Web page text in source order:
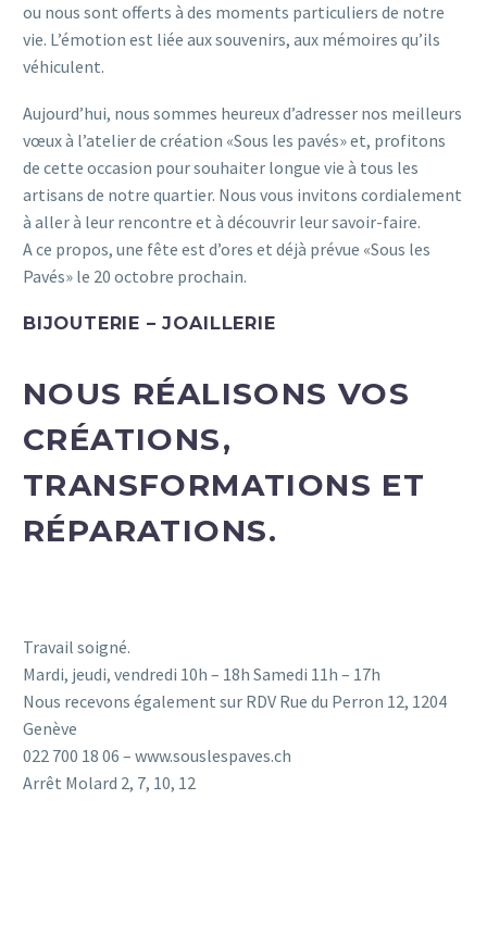
ou nous sont offerts à des moments particuliers de notre
vie. L’émotion est liée aux souvenirs, aux mémoires qu’ils
véhiculent.
Aujourd’hui, nous sommes heureux d’adresser nos meilleurs
vœux à l’atelier de création «Sous les pavés» et, profitons
de cette occasion pour souhaiter longue vie à tous les
artisans de notre quartier. Nous vous invitons cordialement
à aller à leur rencontre et à découvrir leur savoir-faire.
A ce propos, une fête est d’ores et déjà prévue «Sous les
Pavés» le 20 octobre prochain.
BIJOUTERIE – JOAILLERIE
NOUS RÉALISONS VOS
CRÉATIONS,
TRANSFORMATIONS ET
RÉPARATIONS.
Travail soigné.
Mardi, jeudi, vendredi 10h – 18h Samedi 11h – 17h
Nous recevons également sur RDV Rue du Perron 12, 1204
Genève
022 700 18 06 – www.souslespaves.ch
Arrêt Molard 2, 7, 10, 12